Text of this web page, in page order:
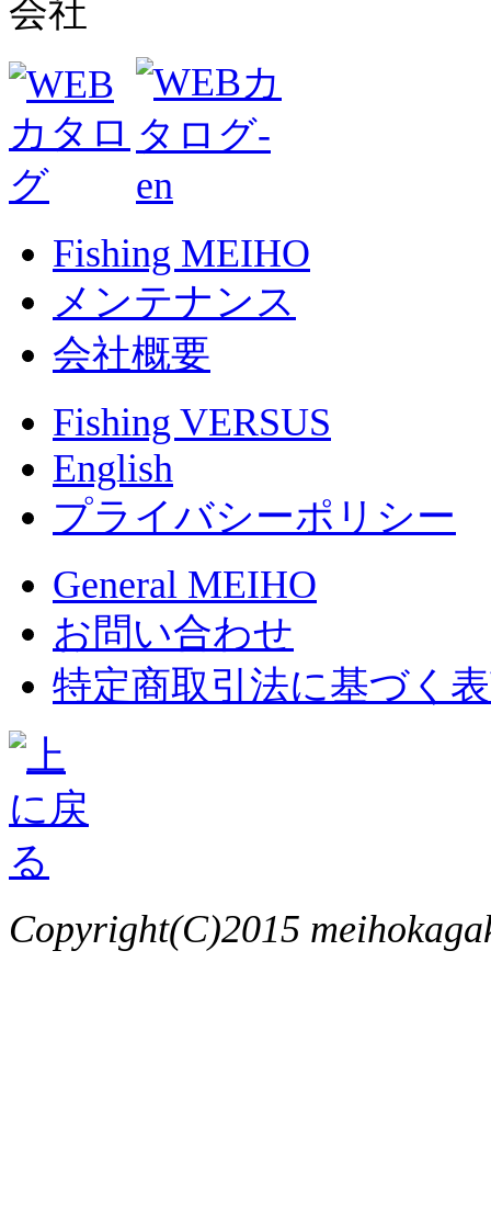
Fishing MEIHO
メンテナンス
会社概要
Fishing VERSUS
English
プライバシーポリシー
General MEIHO
お問い合わせ
特定商取引法に基づく
Copyright(C)2015